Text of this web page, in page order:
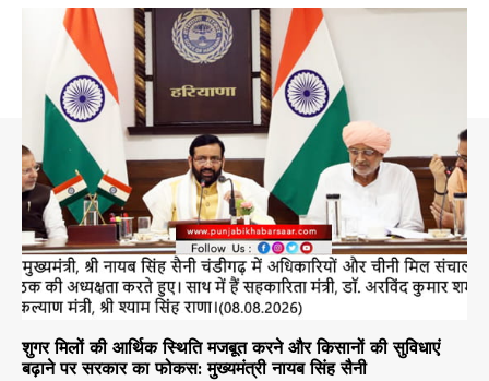
शुगर मिलों की आर्थिक स्थिति मजबूत करने और किसानों की सुविधाएं
बढ़ाने पर सरकार का फोकस: मुख्यमंत्री नायब सिंह सैनी